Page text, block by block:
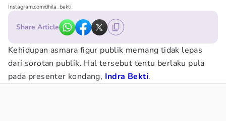
Instagram.com/dhila_bekti
Share Article
Kehidupan asmara figur publik memang tidak lepas
dari sorotan publik. Hal tersebut tentu berlaku pula
pada presenter kondang, Indra Bekti.